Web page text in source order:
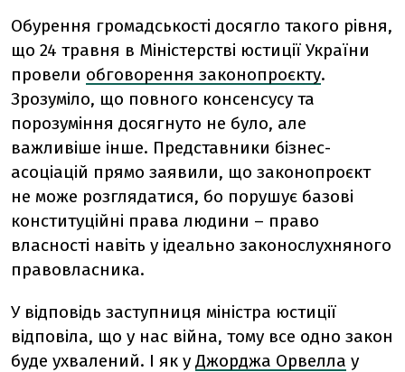
Обурення громадськості досягло такого рівня,
що 24 травня в Міністерстві юстиції України
провели обговорення законопроєкту.
Зрозуміло, що повного консенсусу та
порозуміння досягнуто не було, але
важливіше інше. Представники бізнес-
асоціацій прямо заявили, що законопроєкт
не може розглядатися, бо порушує базові
конституційні права людини – право
власності навіть у ідеально законослухняного
правовласника.
У відповідь заступниця міністра юстиції
відповіла, що у нас війна, тому все одно закон
буде ухвалений. І як у Джорджа Орвелла у